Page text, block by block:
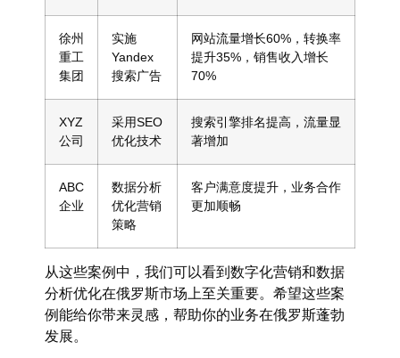
徐州
重工
集团
实施
Yandex
搜索广告
网站流量增长60%，转换率
提升35%，销售收入增长
70%
XYZ
公司
采用SEO
优化技术
搜索引擎排名提高，流量显
著增加
ABC
企业
数据分析
优化营销
策略
客户满意度提升，业务合作
更加顺畅
从这些案例中，我们可以看到数字化营销和数据
分析优化在俄罗斯市场上至关重要。希望这些案
例能给你带来灵感，帮助你的业务在俄罗斯蓬勃
发展。